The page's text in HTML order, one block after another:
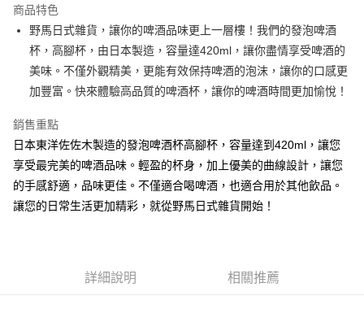
合作金庫商業銀行
華南商業銀行
彰化商業銀行
上海商業儲蓄銀行
台北富邦商業銀行
國泰世華商業銀行
兆豐國際商業銀行
臺灣中小企業銀行
台中商業銀行
聯邦商業銀行
元大商業銀行
永豐商業銀行
台新國際商業銀行
中國信託商業銀行
台灣樂天信用卡公司
超商取貨付款
LINE Pay
Apple Pay
悠遊付
Google Pay
ATM付款
商品特色
野馬日式雜貨，讓你的啤酒品味更上一層樓！我們的發泡啤酒
杯，高腳杯，由日本製造，容量達420ml，讓你盡情享受啤酒的
美味。不僅外觀精美，更能有效保持啤酒的泡沫，讓你的口感更
加豐富。快來體驗高品質的啤酒杯，讓你的啤酒時間更加愉悅！
銷售重點
日本東洋佐佐木製造的發泡啤酒杯高腳杯，容量達到420ml，讓您
享受最完美的啤酒品味。輕盈的杯身，加上優美的曲線設計，讓您
的手感舒適，品味更佳。不僅適合喝啤酒，也適合用於其他飲品。
讓您的日常生活更加精彩，就從野馬日式雜貨開始！
詳細說明 相關推薦